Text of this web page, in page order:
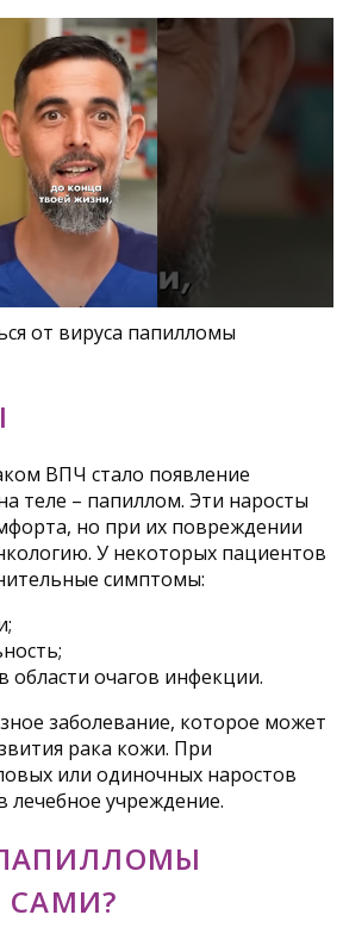
от вируса папилломы
ВПЧ стало появление
теле – папиллом. Эти наросты
но при их повреждении
У некоторых пациентов
симптомы:
области очагов инфекции.
заболевание, которое может
рака кожи. При
или одиночных наростов
лечебное учреждение.
САМИ?